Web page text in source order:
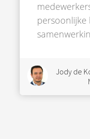
persoonlijke
Jody de